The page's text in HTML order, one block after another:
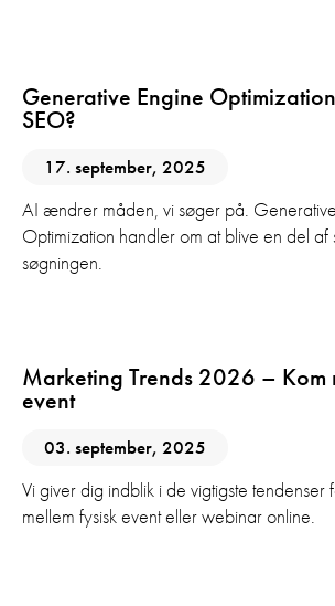
Generative Engine
SEO?
17. september, 2025
AI ændrer måden, vi søger på.
Optimization handler om at blive en del af
søgningen.
Marketing Trends 2026 – Kom
event
03. september, 2025
Vi giver dig indblik i de vigtigste
mellem fysisk event eller webinar online.